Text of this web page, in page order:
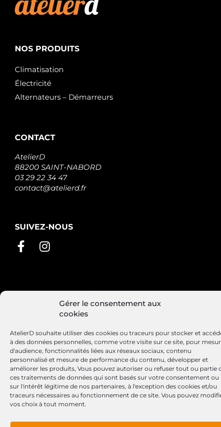
Gérer le consentement aux
cookies
AtelierD souhaite utiliser des cookies ou traceurs pour stocker et
à des données personnelles, comme votre visite sur ce site, pour
d'audience, fonctionnalités liées aux réseaux sociaux, contenu
personnalisé et mesure de performance du contenu, développer et
améliorer les produits, Vous pouvez autoriser ou refuser tout ou partie
ces traitements de données qui sont basés sur votre consentement ou
sur l'intérêt légitime de nos partenaires, à l'exception des cookies et/ou
traceurs nécessaires au fonctionnement de ce site. Vous pouvez
vos choix à tout moment.
NOS PRODUITS
Climatisation
Électricité
Alternateurs – Démarreurs
CONTACT
AtelierD
88200 SAINT-NABORD
03 29 22 34 47
contact@atelierd.fr
SUIVEZ-NOUS
Politique de cookies
Site réalisé par LézardsCréation